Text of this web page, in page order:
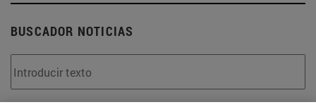
BUSCADOR NOTICIAS